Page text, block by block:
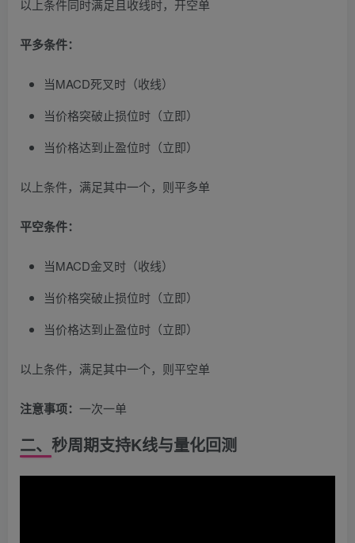
以上条件同时满足且收线时，开空单
平多条件：
当MACD死叉时（收线）
当价格突破止损位时（立即）
当价格达到止盈位时（立即）
以上条件，满足其中一个，则平多单
平空条件：
当MACD金叉时（收线）
当价格突破止损位时（立即）
当价格达到止盈位时（立即）
以上条件，满足其中一个，则平空单
注意事项： 一次一单
二、秒周期支持K线与量化回测